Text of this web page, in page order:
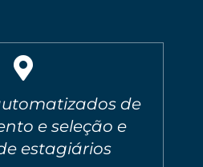
de
e seleção e
estagiários